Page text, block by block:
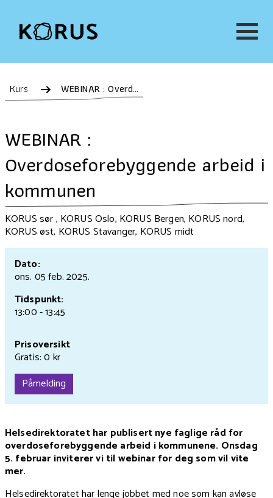
Kurs WEBINAR : Overdoseforebyggende arbeid i kommunen
WEBINAR :
Overdoseforebyggende arbeid i
kommunen
KORUS sør , KORUS Oslo, KORUS Bergen, KORUS nord,
KORUS øst, KORUS Stavanger, KORUS midt
Dato:
ons. 05 feb.2025.
Tidspunkt:
13:00 - 13:45
Prisoversikt
Gratis: 0 kr
Påmelding
Helsedirektoratet har publisert nye faglige råd for
overdoseforebyggende arbeid i kommunene. Onsdag
5. februar inviterer vi til webinar for deg som vil vite
mer.
Helsedirektoratet har lenge jobbet med noe som kan avløse